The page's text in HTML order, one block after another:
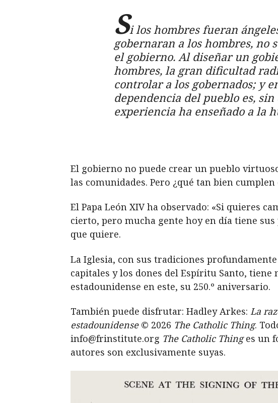
Si los hombres fueran
gobernaran a los hombres, no
el gobierno. Al diseñar un
hombres, la gran dificultad
controlar a los gobernados; y
dependencia del pueblo es,
experiencia ha enseñado a la
El gobierno no puede crear un pueblo
las comunidades. Pero ¿qué tan bien
El Papa León XIV ha observado: «Si quieres
cierto, pero mucha gente hoy en día tiene
que quiere.
La Iglesia, con sus tradiciones
capitales y los dones del Espíritu Santo,
estadounidense en este, su 250.º aniversario.
También puede disfrutar: Hadley Arkes: La
estadounidense© 2026 The Catholic Thing.
info@frinstitute.org The Catholic Thinges un
autores son exclusivamente suyas.